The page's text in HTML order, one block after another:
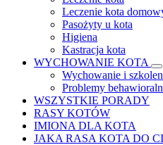
Leczenie kota
Pasożyty u kota
Higiena
Kastracja kota
WYCHOWANIE KOTA
Wychowanie i
Problemy
WSZYSTKIE PORADY
RASY KOTÓW
IMIONA DLA KOTA
JAKA RASA KOTA DO